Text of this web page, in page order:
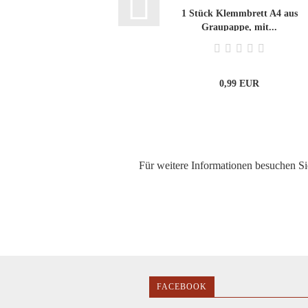
1 Stück Klemmbrett A4 aus
Graupappe, mit...
0,99 EUR
Für weitere Informationen besuchen
FACEBOOK